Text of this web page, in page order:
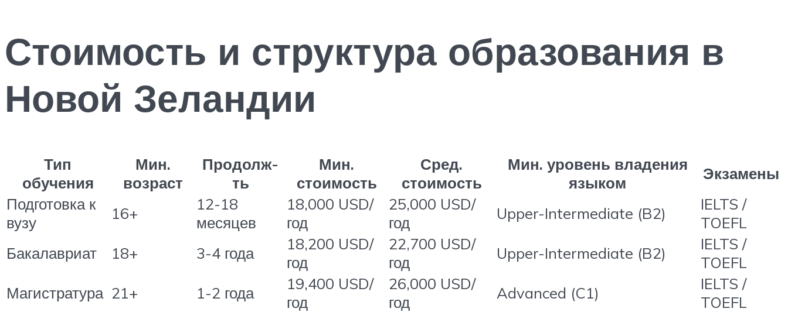
Стоимость и структура образования в
Новой Зеландии
Тип
обучения
Мин.
возраст
Продолж-
ть
Мин.
стоимость
Сред.
стоимость
Мин. уровень владения
языком
Экзамены
Подготовка к
вузу
16+
12-18
месяцев
18,000 USD/
год
25,000 USD/
год
Upper-Intermediate (B2)
IELTS /
TOEFL
Бакалавриат
18+ 3-4 года
18,200 USD/
год
22,700 USD/
год
Upper-Intermediate (B2)
IELTS /
TOEFL
Магистратура 21+ 1-2 года
19,400 USD/
год
26,000 USD/
год
Advanced (C1)
IELTS /
TOEFL